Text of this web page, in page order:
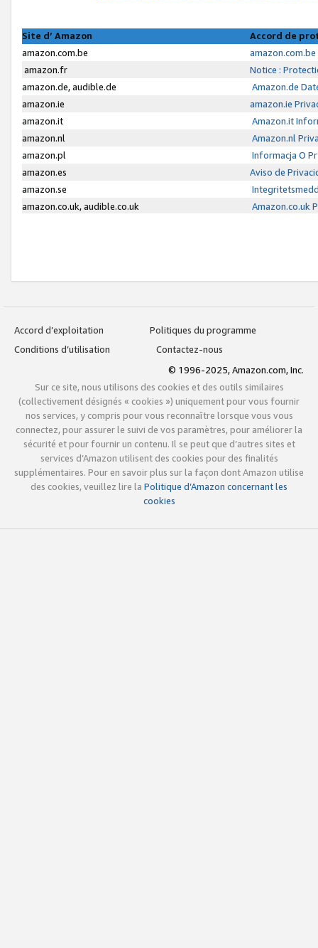
Site d’ Amazon
Accord de
amazon.com.be
amazon.fr
Notice :
amazon.de, audible.de
Amazon.de
amazon.ie
amazon.ie
amazon.it
Amazon.it
amazon.nl
Amazon.nl
amazon.pl
Informacja O
amazon.es
Aviso de
amazon.se
amazon.co.uk, audible.co.uk
Amazon.co.uk
Accord d’exploitation
Politiques du programme
Conditions d’utilisation
Contactez-nous
© 1996-2025, Amazon.com, Inc.
Sur ce site, nous utilisons des cookies et des outils similaires
(collectivement désignés « cookies ») uniquement pour vous fournir
nos services, y compris pour vous reconnaître lorsque vous vous
connectez, pour assurer le suivi de vos paramètres, pour améliorer la
sécurité et pour fournir un contenu. Il se peut que d’autres sites et
services d’Amazon utilisent des cookies pour des finalités
supplémentaires. Pour en savoir plus sur la façon dont Amazon utilise
des cookies, veuillez lire la Politique d’Amazon concernant les
cookies